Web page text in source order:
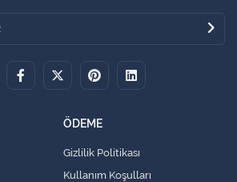
ÖDEME
Gizlilik Politikası
Kullanım Koşulları